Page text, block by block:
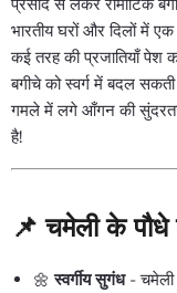
प्रसाद से लेकर रोमांटिक
भारतीय घरों और दिलों में
कई तरह की प्रजातियाँ पेश
बगीचे को स्वर्ग में बदल
गमले में लगे आँगन की
है!
📌 चमेली के पौधे
🌼स्वर्गीय सुगंध- चमेली